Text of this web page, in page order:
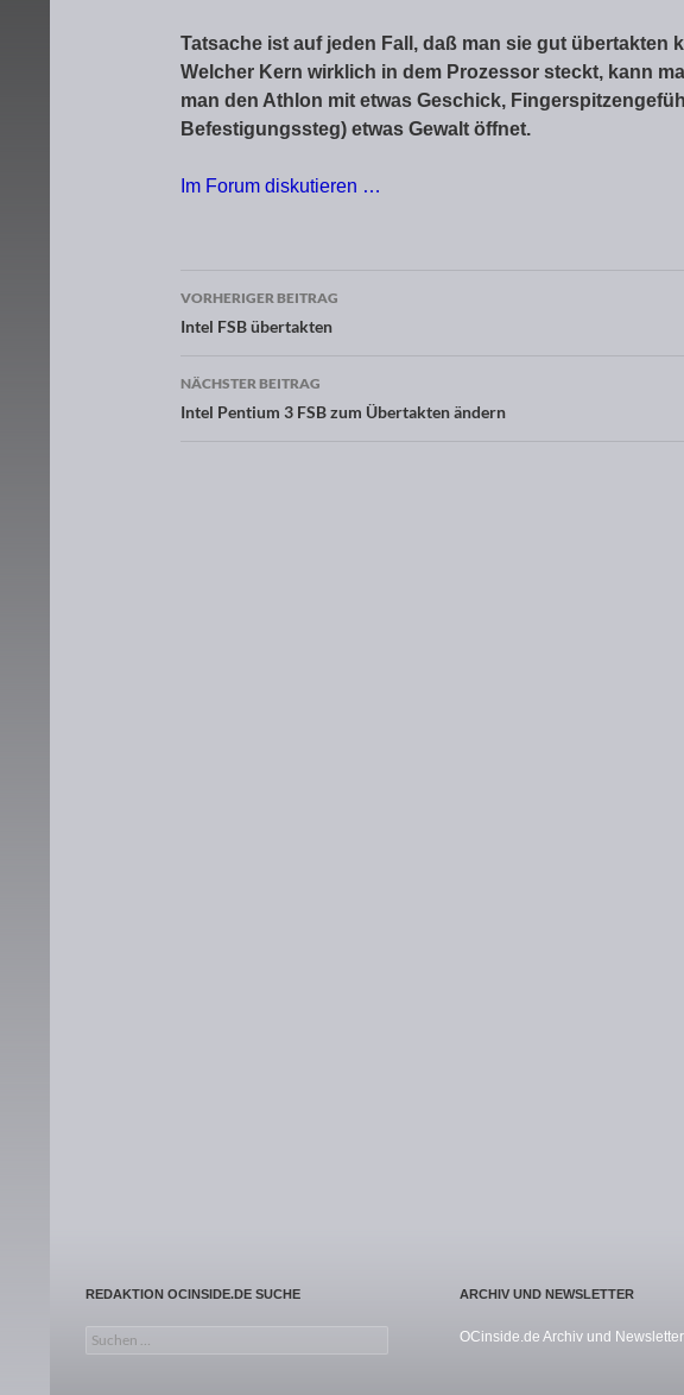
Tatsache ist auf jeden Fall, daß man sie gut übertakten
Welcher Kern wirklich in dem Prozessor steckt, kann
man den Athlon mit etwas Geschick,
Befestigungssteg) etwas Gewalt öffnet.
Im Forum diskutieren …
Beitragsnavigation
VORHERIGER BEITRAG
Intel FSB übertakten
NÄCHSTER BEITRAG
Intel Pentium 3 FSB zum Übertakten ändern
REDAKTION OCINSIDE.DE SUCHE
Suchen nach:
ARCHIV UND NEWSLETTER
OCinside.de Archiv und Newsletter